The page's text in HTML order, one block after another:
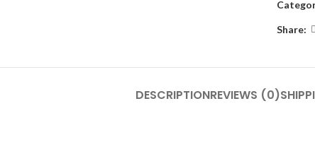
Share:
DESCRIPTIONREVIEWS (0)